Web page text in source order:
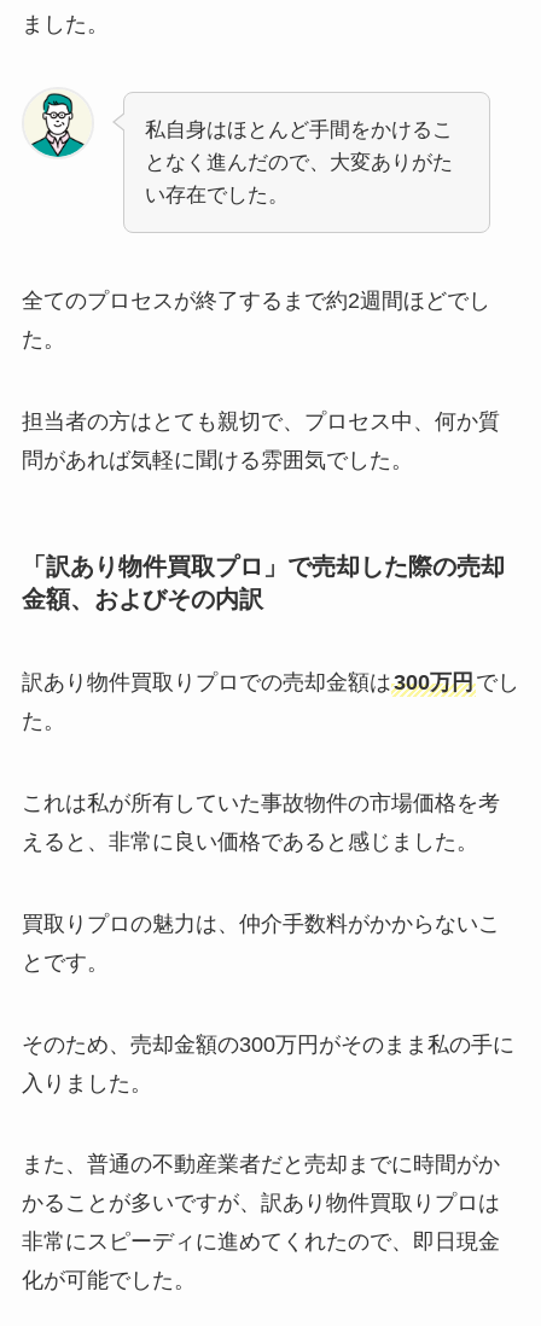
ました。
私自身はほとんど手間をかけるこ
となく進んだので、大変ありがた
い存在でした。
全てのプロセスが終了するまで約2週間ほどでし
た。
担当者の方はとても親切で、プロセス中、何か質
問があれば気軽に聞ける雰囲気でした。
「訳あり物件買取プロ」で売却した際の売却
金額、およびその内訳
訳あり物件買取りプロでの売却金額は300万円でし
た。
これは私が所有していた事故物件の市場価格を考
えると、非常に良い価格であると感じました。
買取りプロの魅力は、仲介手数料がかからないこ
とです。
そのため、売却金額の300万円がそのまま私の手に
入りました。
また、普通の不動産業者だと売却までに時間がか
かることが多いですが、訳あり物件買取りプロは
非常にスピーディに進めてくれたので、即日現金
化が可能でした。